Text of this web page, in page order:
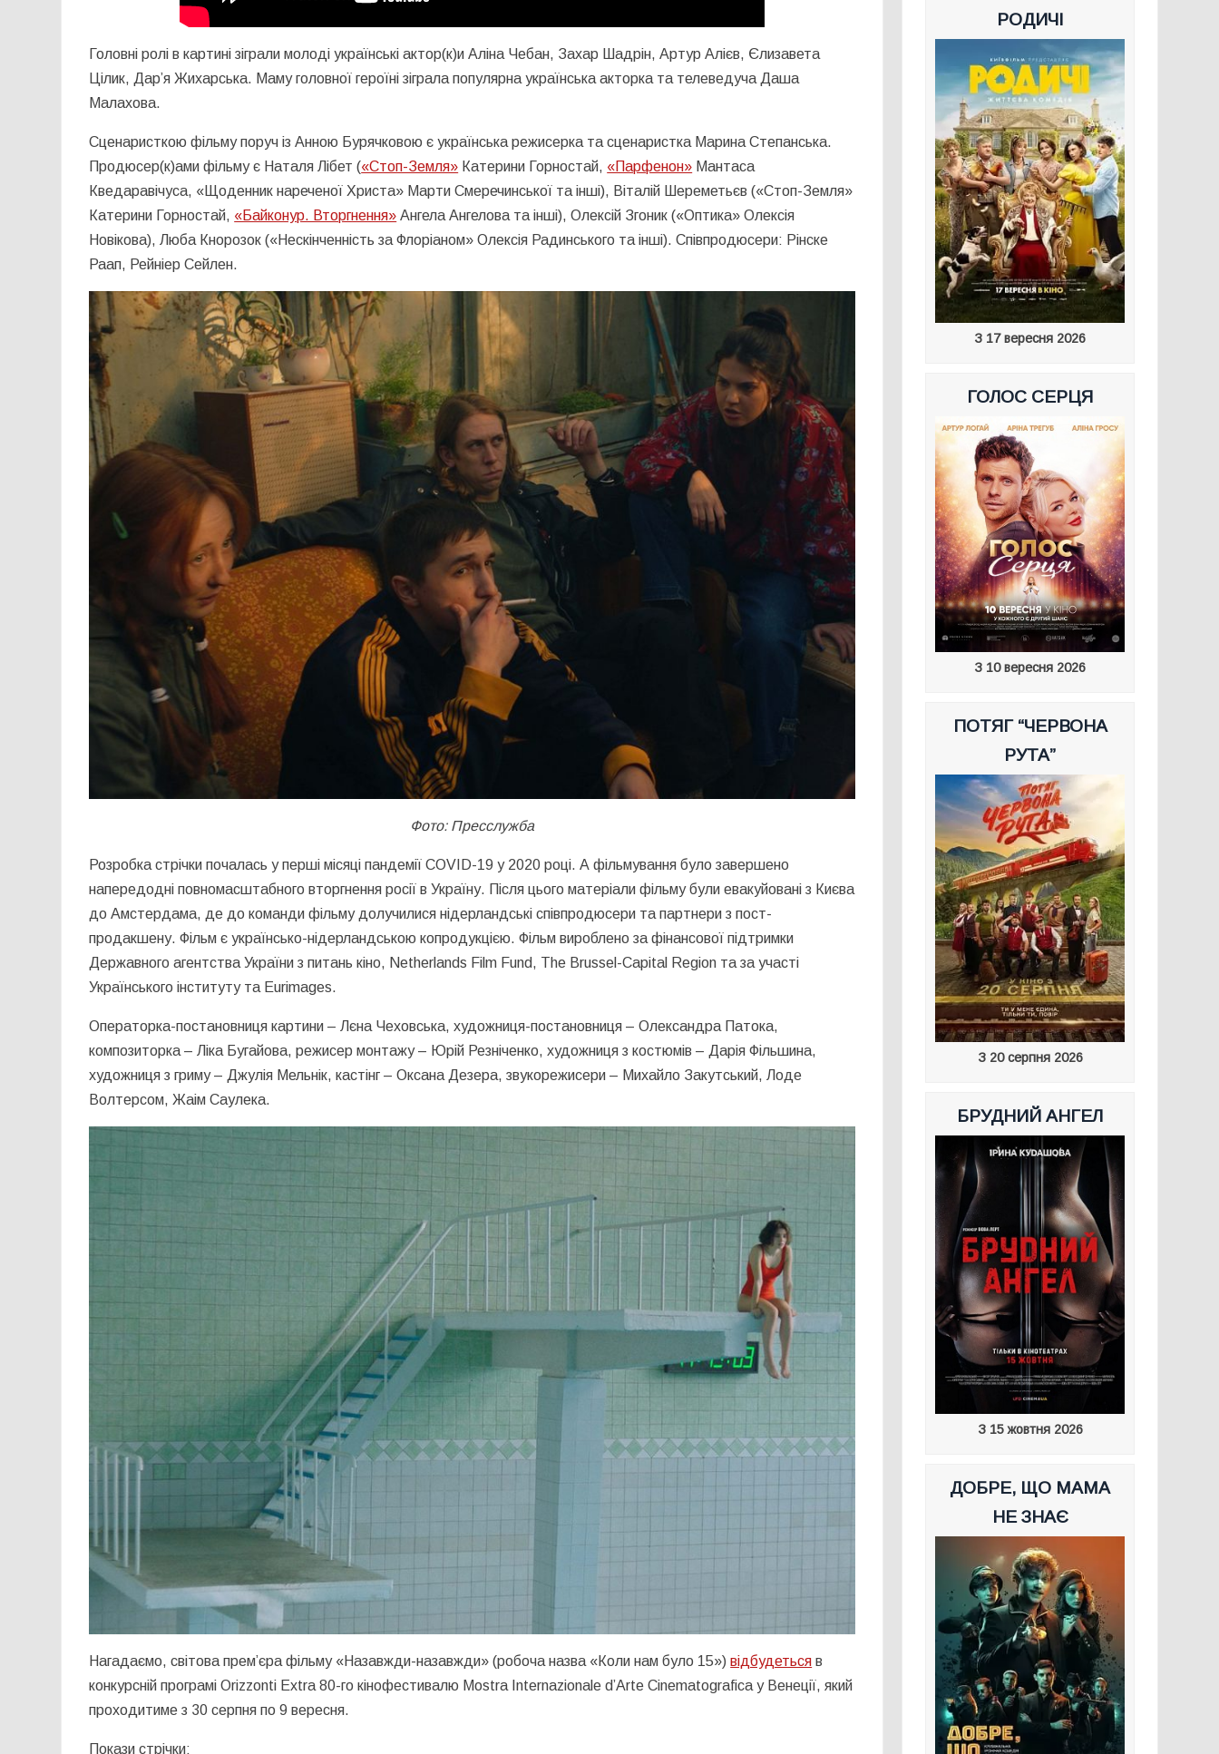
Головні ролі в картині зіграли молоді українські актор(к)и Аліна Чебан, Захар Шадрін, Артур Алієв, Єлизавета
Цілик, Дар’я Жихарська. Маму головної героїні зіграла популярна українська акторка та телеведуча Даша
Малахова.
Сценаристкою фільму поруч із Анною Бурячковою є українська режисерка та сценаристка Марина Степанська.
Продюсер(к)ами фільму є Наталя Лібет («Стоп-Земля» Катерини Горностай, «Парфенон» Мантаса
Кведаравічуса, «Щоденник нареченої Христа» Марти Смеречинської та інші), Віталій Шереметьєв («Стоп-Земля»
Катерини Горностай, «Байконур. Вторгнення» Ангела Ангелова та інші), Олексій Згоник («Оптика» Олексія
Новікова), Люба Кнорозок («Нескінченність за Флоріаном» Олексія Радинського та інші). Співпродюсери: Рінске
Раап, Рейніер Сейлен.
Фото: Пресслужба
Розробка стрічки почалась у перші місяці пандемії COVID-19 у 2020 році. А фільмування було завершено
напередодні повномасштабного вторгнення росії в Україну. Після цього матеріали фільму були евакуйовані з Києва
до Амстердама, де до команди фільму долучилися нідерландські співпродюсери та партнери з пост-
продакшену. Фільм є українсько-нідерландською копродукцією. Фільм вироблено за фінансової підтримки
Державного агентства України з питань кіно, Netherlands Film Fund, The Brussel-Capital Region та за участі
Українського інституту та Eurimages.
Операторка-постановниця картини – Лєна Чеховська, художниця-постановниця – Олександра Патока,
композиторка – Ліка Бугайова, режисер монтажу – Юрій Резніченко, художниця з костюмів – Дарія Фільшина,
художниця з гриму – Джулія Мельнік, кастінг – Оксана Дезера, звукорежисери – Михайло Закутський, Лоде
Волтерсом, Жаім Саулека.
Нагадаємо, світова прем’єра фільму «Назавжди-назавжди» (робоча назва «Коли нам було 15»)відбудеться в
конкурсній програмі Orizzonti Extra 80-го кінофестивалю Mostra Internazionale d’Arte Cinematografica у Венеції, який
проходитиме з 30 серпня по 9 вересня.
Покази стрічки:
РОДИЧІ
З 17 вересня 2026
ГОЛОС СЕРЦЯ
З 10 вересня 2026
ПОТЯГ “ЧЕРВОНА
РУТА”
З 20 серпня 2026
БРУДНИЙ АНГЕЛ
З 15 жовтня 2026
ДОБРЕ, ЩО МАМА
НЕ ЗНАЄ